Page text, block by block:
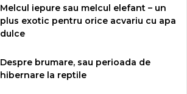
Melcul iepure sau melcul elefant – un
plus exotic pentru orice acvariu cu apa
dulce
Despre brumare, sau perioada de
hibernare la reptile